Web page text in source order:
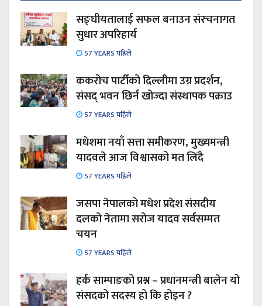
सङ्घीयतालाई सफल बनाउन संरचनागत
सुधार अपरिहार्य
57 YEARS पहिले
ककरोच पार्टीको दिल्लीमा उग्र प्रदर्शन,
संसद् भवन छिर्न खोज्दा संस्थापक पक्राउ
57 YEARS पहिले
मधेशमा नयाँ सत्ता समीकरण, मुख्यमन्त्री
यादवले आज विश्वासको मत लिँदै
57 YEARS पहिले
जसपा नेपालको मधेश प्रदेश संसदीय
दलको नेतामा सरोज यादव सर्वसम्मत
चयन
57 YEARS पहिले
हर्क साम्पाङको प्रश्न – प्रधानमन्त्री बालेन यो
संसदको सदस्य हो कि होइन ?